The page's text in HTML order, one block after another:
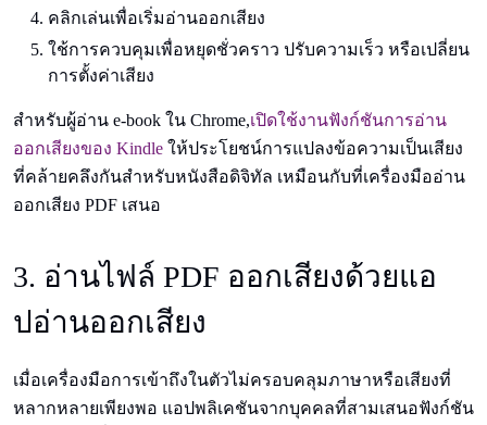
คลิกเล่นเพื่อเริ่มอ่านออกเสียง
ใช้การควบคุมเพื่อหยุดชั่วคราว ปรับความเร็ว หรือเปลี่ยน
การตั้งค่าเสียง
สำหรับผู้อ่าน e-book ใน Chrome,เปิดใช้งานฟังก์ชันการอ่าน
ออกเสียงของ Kindle ให้ประโยชน์การแปลงข้อความเป็นเสียง
ที่คล้ายคลึงกันสำหรับหนังสือดิจิทัล เหมือนกับที่เครื่องมืออ่าน
ออกเสียง PDF เสนอ
3. อ่านไฟล์ PDF ออกเสียงด้วยแอ
ปอ่านออกเสียง
เมื่อเครื่องมือการเข้าถึงในตัวไม่ครอบคลุมภาษาหรือเสียงที่
หลากหลายเพียงพอ แอปพลิเคชันจากบุคคลที่สามเสนอฟังก์ชัน